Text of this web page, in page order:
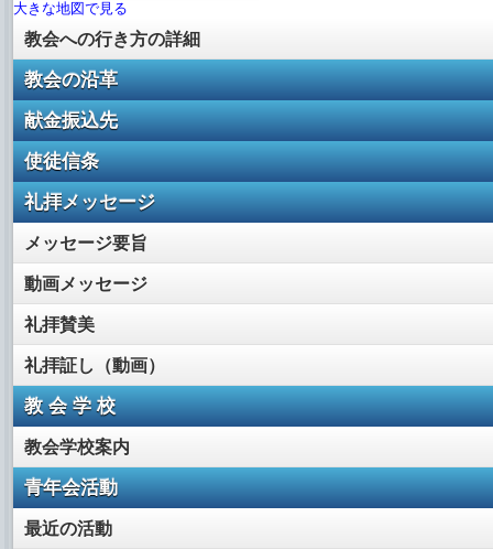
大きな地図で見る
教会への行き方の詳細
教会の沿革
献金振込先
使徒信条
礼拝メッセージ
メッセージ要旨
動画メッセージ
礼拝賛美
礼拝証し（動画）
教 会 学 校
教会学校案内
青年会活動
最近の活動